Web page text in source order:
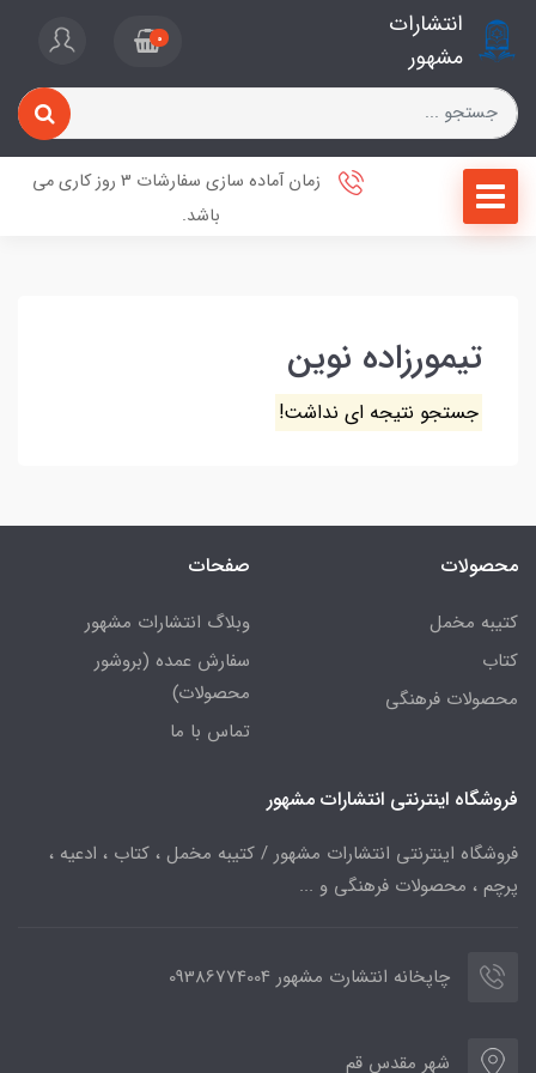
انتشارات
مشهور
0
زمان آماده سازی سفارشات 3 روز کاری می
باشد.
تیمورزاده نوین
جستجو نتیجه ای نداشت!
محصولات
کتیبه مخمل
کتاب
محصولات فرهنگی
صفحات
وبلاگ انتشارات مشهور
سفارش عمده (بروشور
محصولات)
تماس با ما
فروشگاه اینترنتی انتشارات مشهور
فروشگاه اینترنتی انتشارات مشهور / کتیبه مخمل ، کتاب ، ادعیه ،
پرچم ، محصولات فرهنگی و ...
چاپخانه انتشارت مشهور 09386774004
شهر مقدس قم